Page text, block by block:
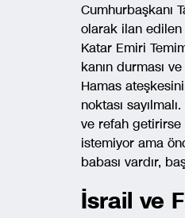
Cumhurbaşkanı
olarak ilan edilen
Katar Emiri
kanın durması
Hamas
noktası
ve refah getirirse
istemiyor ama
babası vardır,
İsrail ve